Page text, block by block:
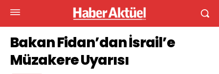
Bakan Fidan’dan İsrail’e
Müzakere Uyarısı